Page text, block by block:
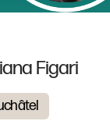
Figari